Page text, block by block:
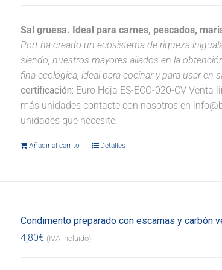
Sal gruesa. Ideal para carnes, pescados,
Port ha creado un ecosistema de riqueza
siendo, nuestros mayores aliados en la
fina ecológica, ideal para cocinar y para usar en
certificación: Euro Hoja ES-ECO-020-CV
más unidades contacte con nosotros en
unidades que necesite.
Añadir al carrito Detalles
Condimento preparado con escamas y carbón
4,80€ (IVA incluido)